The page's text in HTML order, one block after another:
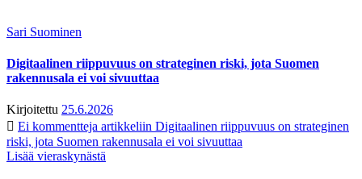
Sari Suominen
Digitaalinen riippuvuus on strateginen riski, jota Suomen
rakennusala ei voi sivuuttaa
Kirjoitettu 25.6.2026
Ei kommentteja artikkeliin Digitaalinen riippuvuus on strateginen
riski, jota Suomen rakennusala ei voi sivuuttaa
Lisää vieraskynästä